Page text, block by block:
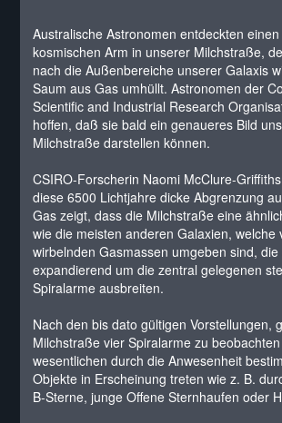
Australische Astronomen entdeckten
kosmischen Arm in unserer Milchstraße,
nach die Außenbereiche unserer Galaxis
Saum aus Gas umhüllt. Astronomen der
Scientific and Industrial Research
hoffen, daß sie bald ein genaueres Bild
Milchstraße darstellen können.
CSIRO-Forscherin Naomi McClure-
diese 6500 Lichtjahre dicke Abgrenzung
Gas zeigt, dass die Milchstraße eine
wie die meisten anderen Galaxien, welche
wirbelnden Gasmassen umgeben sind, die
expandierend um die zentral gelegenen
Spiralarme ausbreiten.
Nach den bis dato gültigen Vorstellungen,
Milchstraße vier Spiralarme zu
wesentlichen durch die Anwesenheit
Objekte in Erscheinung treten wie z. B.
B-Sterne, junge Offene Sternhaufen oder